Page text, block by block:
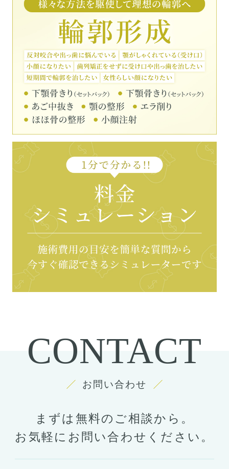
CONTACT
お問い合わせ
まずは無料のご相談から。
お気軽にお問い合わせください。